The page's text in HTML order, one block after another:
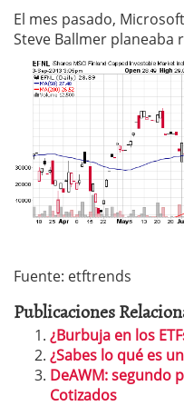
El mes pasado,
Steve Ballmer planeaba
Fuente: etftrends
Publicaciones
¿Burbuja en los
¿Sabes lo qué es un
DeAWM: segundo
Cotizados